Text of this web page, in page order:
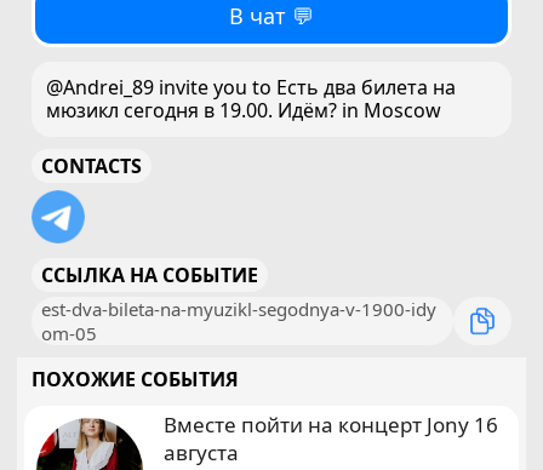
В чат 💬
@Andrei_89 invite you to Есть два билета на
мюзикл сегодня в 19.00. Идём? in Moscow
CONTACTS
ССЫЛКА НА СОБЫТИЕ
est-dva-bileta-na-myuzikl-segodnya-v-1900-idy
om-05
ПОХОЖИЕ СОБЫТИЯ
Вместе пойти на концерт Jony 16
августа